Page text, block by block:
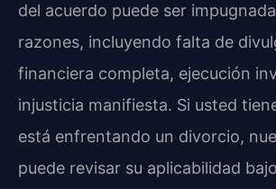
del acuerdo puede ser
razones, incluyendo falta de
financiera completa, ejecución
injusticia manifiesta. Si usted
está enfrentando un divorcio,
puede revisar su aplicabilidad